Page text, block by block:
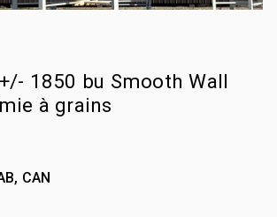
1850 bu Smooth Wall
à grains
CAN